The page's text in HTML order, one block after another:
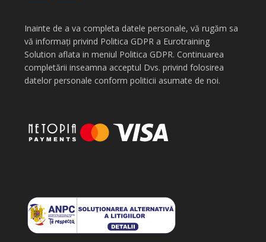
Inainte de a va completa datele personale, vă rugăm sa
vă informați privind Politica GDPR a Eurotraining
Solution aflata in meniul Politica GDPR. Continuarea
completării inseamna acceptul Dvs. privind folosirea
datelor personale conform politicii asumate de noi.